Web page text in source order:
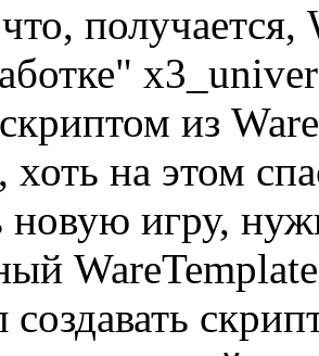
получается,
из
, хоть на этом
новую игру,
создавать